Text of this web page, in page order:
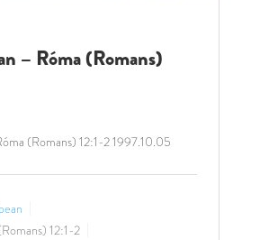
– Róma (Romans)
(Romans) 12:1-2 1997.10.05
12:1-2